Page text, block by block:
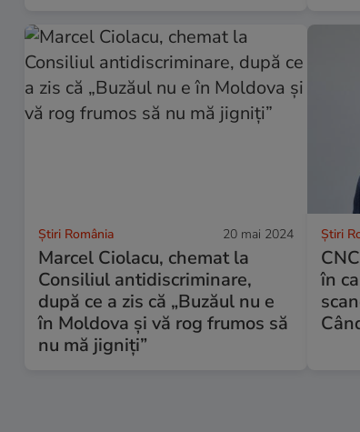
Știri România 20 mai 2024
Marcel Ciolacu, chemat la
Consiliul antidiscriminare,
după ce a zis că „Buzăul nu e
în Moldova și vă rog frumos să
nu mă jigniți”
Știri
în